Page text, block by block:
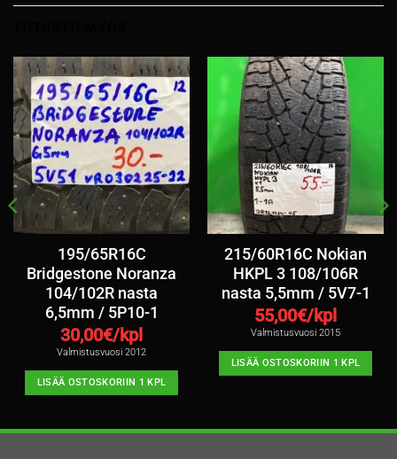
195/65R16C
Bridgestone Noranza
104/102R nasta
6,5mm / 5P10-1
30,00€/kpl
Valmistusvuosi 2012
LISÄÄ OSTOSKORIIN 1 KPL
215/60R16C Nokian
HKPL 3 108/106R
nasta 5,5mm / 5V7-1
55,00€/kpl
Valmistusvuosi 2015
LISÄÄ OSTOSKORIIN 1 KPL